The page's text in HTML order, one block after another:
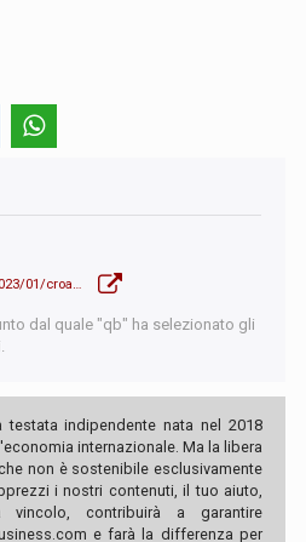
dal quale "qb" ha selezionato gli
testata indipendente nata nel 2018
internazionale. Ma la libera
non è sostenibile esclusivamente
i nostri contenuti, il tuo aiuto,
contribuirà a garantire
e farà la differenza per